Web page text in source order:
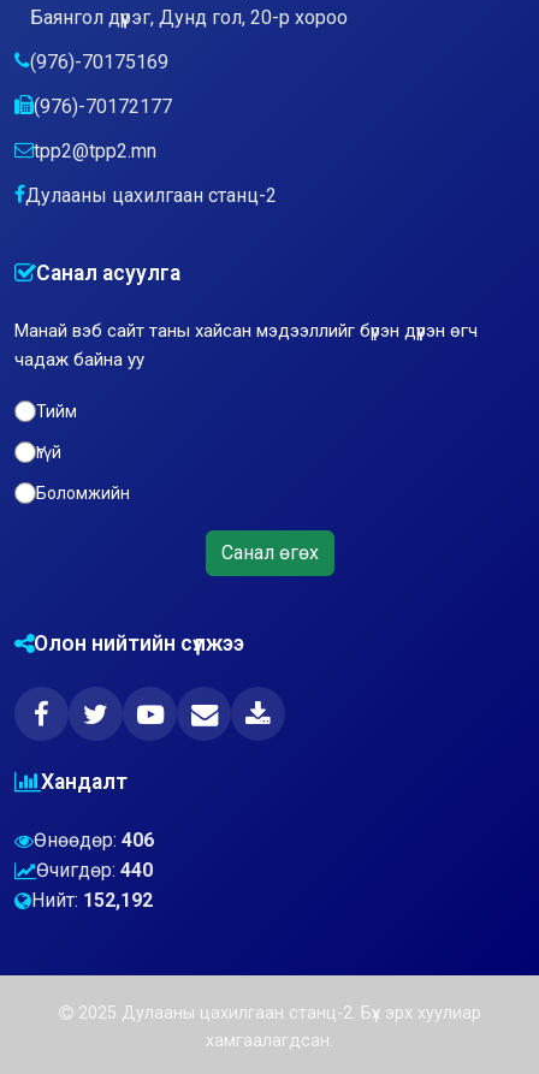
Баянгол дүүрэг, Дунд гол, 20-р хороо
(976)-70175169
(976)-70172177
tpp2@tpp2.mn
Дулааны цахилгаан станц-2
Санал асуулга
Манай вэб сайт таны хайсан мэдээллийг бүрэн дүүрэн өгч
чадаж байна уу
Тийм
Үгүй
Боломжийн
Санал өгөх
Олон нийтийн сүлжээ
Хандалт
Өнөөдөр: 406
Өчигдөр: 440
Нийт: 152,192
2025 Дулааны цахилгаан станц-2. Бүх эрх хуулиар
хамгаалагдсан.